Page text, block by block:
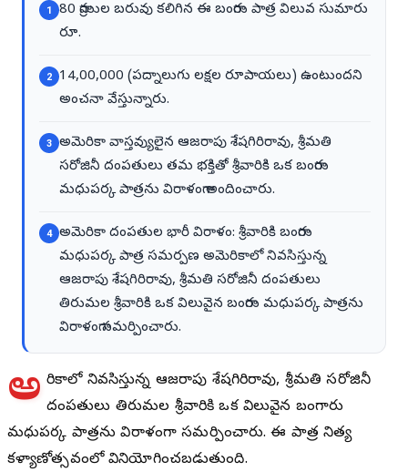
1
80 గ్రాముల బరువు కలిగిన ఈ బంగారు పాత్ర విలువ సుమారు
రూ.
2
14,00,000 (పద్నాలుగు లక్షల రూపాయలు) ఉంటుందని
అంచనా వేస్తున్నారు.
3
అమెరికా వాస్తవ్యులైన ఆజరాపు శేషగిరిరావు, శ్రీమతి
సరోజినీ దంపతులు తమ భక్తితో శ్రీవారికి ఒక బంగారు
మధుపర్క పాత్రను విరాళంగా అందించారు.
4
అమెరికా దంపతుల భారీ విరాళం: శ్రీవారికి బంగారు
మధుపర్క పాత్ర సమర్పణ అమెరికాలో నివసిస్తున్న
ఆజరాపు శేషగిరిరావు, శ్రీమతి సరోజినీ దంపతులు
తిరుమల శ్రీవారికి ఒక విలువైన బంగారు మధుపర్క పాత్రను
విరాళంగా సమర్పించారు.
అ మెరికాలో నివసిస్తున్న ఆజరాపు శేషగిరిరావు, శ్రీమతి సరోజినీ
దంపతులు తిరుమల శ్రీవారికి ఒక విలువైన బంగారు
మధుపర్క పాత్రను విరాళంగా సమర్పించారు. ఈ పాత్ర నిత్య
కళ్యాణోత్సవంలో వినియోగించబడుతుంది.